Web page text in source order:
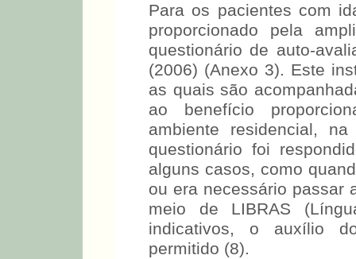
Para os pacientes com
proporcionado pela
questionário de auto-
(2006) (Anexo 3). Este
as quais são
ao benefício
ambiente residencial,
questionário foi
alguns casos, como
ou era necessário passar
meio de LIBRAS
indicativos, o auxílio
permitido (8).